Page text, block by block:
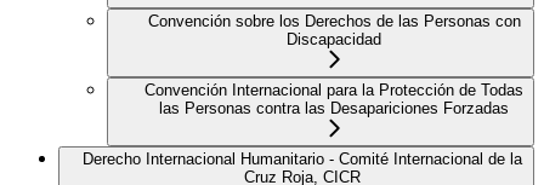
Convención sobre los Derechos de las Personas con
Discapacidad
Convención Internacional para la Protección de Todas
las Personas contra las Desapariciones Forzadas
Derecho Internacional Humanitario - Comité Internacional de la
Cruz Roja, CICR